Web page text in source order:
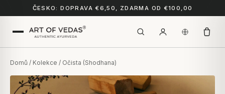
ČESKO: DOPRAVA €6,50, ZDARMA OD €100,00
Domů / Kolekce / Očista (Shodhana)